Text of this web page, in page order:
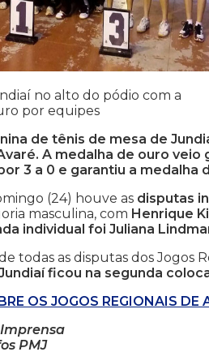
no alto do pódio com a
por equipes
de tênis de mesa de
A medalha de ouro veio
3 a 0 e garantiu a
(24) houve as disputas
masculina, com Henrique
individual foi Juliana
todas as disputas dos Jogos
ficou na segunda
OS JOGOS REGIONAIS DE
PMJ